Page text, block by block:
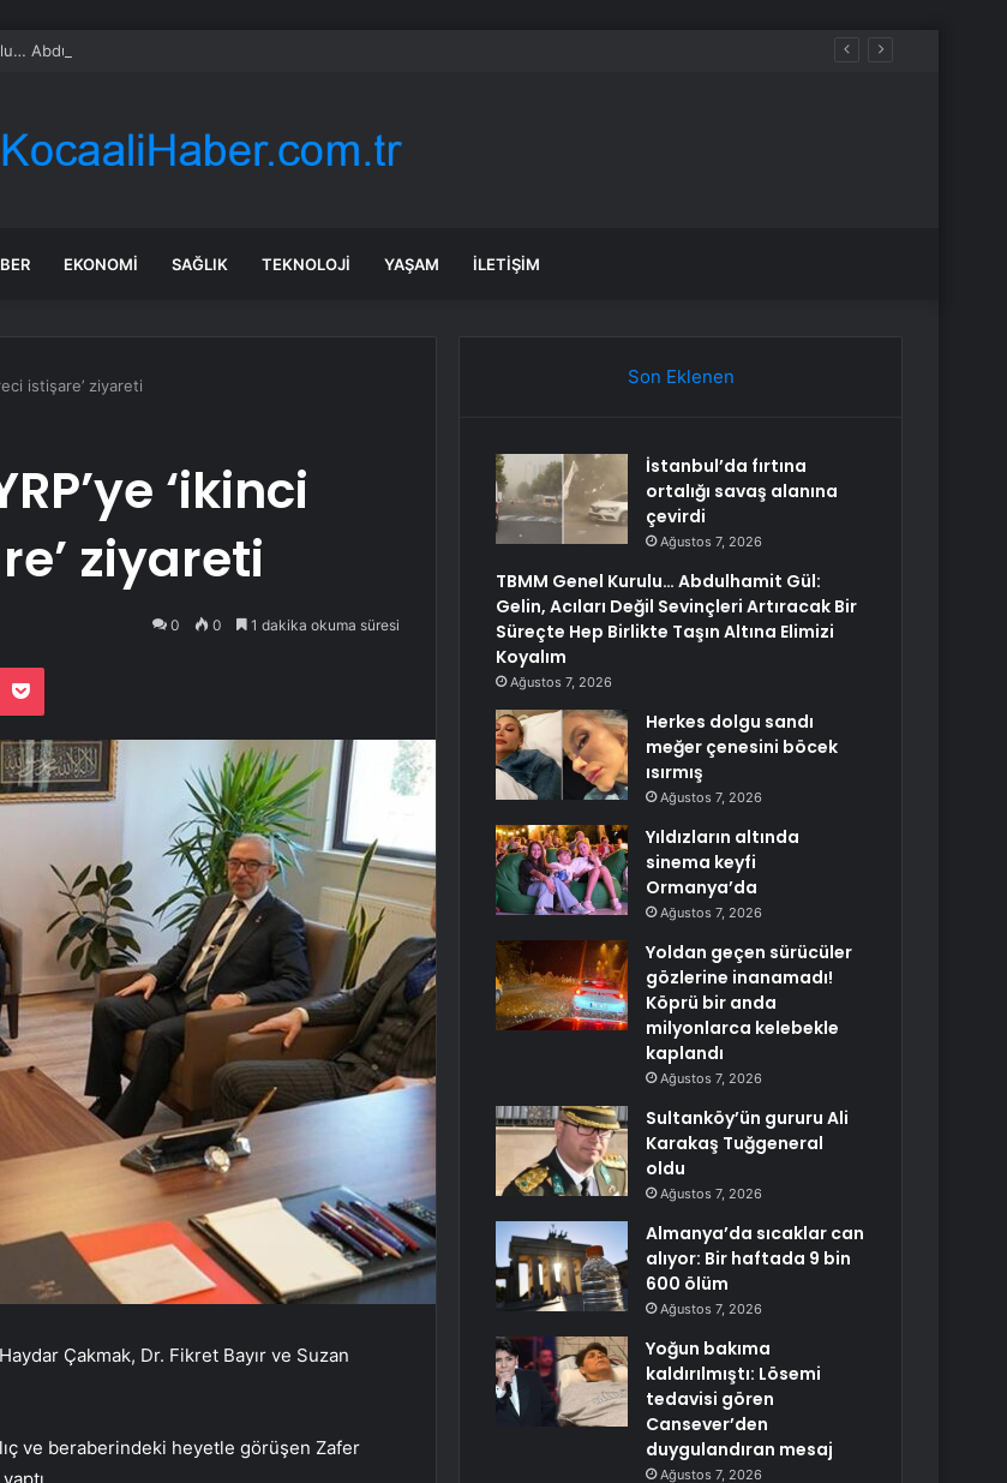
Abdulhamit Gül: Gelin, Acıları Değil Sevinçleri Artıracak Bir Süreçte Hep Birlikte Taşın Altına Elimizi Koyalım
EKONOMI SAĞLIK TEKNOLOJI YAŞAM İLETIŞIM
istişare’ ziyareti
‘ikinci
ziyareti
0 0 1 dakika okuma süresi
Pocket
Çakmak, Dr. Fikret Bayır ve Suzan
ve beraberindeki heyetle görüşen Zafer
Son Eklenen
İstanbul’da fırtına
ortalığı savaş alanına
çevirdi
Ağustos 7, 2026
TBMM Genel Kurulu… Abdulhamit Gül:
Gelin, Acıları Değil Sevinçleri Artıracak Bir
Süreçte Hep Birlikte Taşın Altına Elimizi
Koyalım
Ağustos 7, 2026
Herkes dolgu sandı
meğer çenesini böcek
ısırmış
Ağustos 7, 2026
Yıldızların altında
sinema keyfi
Ormanya’da
Ağustos 7, 2026
Yoldan geçen sürücüler
gözlerine inanamadı!
Köprü bir anda
milyonlarca kelebekle
kaplandı
Ağustos 7, 2026
Sultanköy’ün gururu Ali
Karakaş Tuğgeneral
oldu
Ağustos 7, 2026
Almanya’da sıcaklar can
alıyor: Bir haftada 9 bin
600 ölüm
Ağustos 7, 2026
Yoğun bakıma
kaldırılmıştı: Lösemi
tedavisi gören
Cansever’den
duygulandıran mesaj
Ağustos 7, 2026